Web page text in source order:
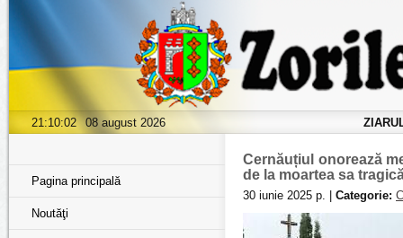
21:10:03 08 august 2026
Pagina principală
Noutăţi
Cernăuțiul onorează
de la moartea sa
30 iunie 2025 р. | Categorie: